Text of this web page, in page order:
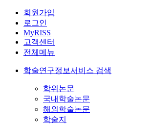
회원가입
로그인
MyRISS
고객센터
전체메뉴
학술연구정보서비스 검색
학위논문
국내학술논문
해외학술논문
학술지